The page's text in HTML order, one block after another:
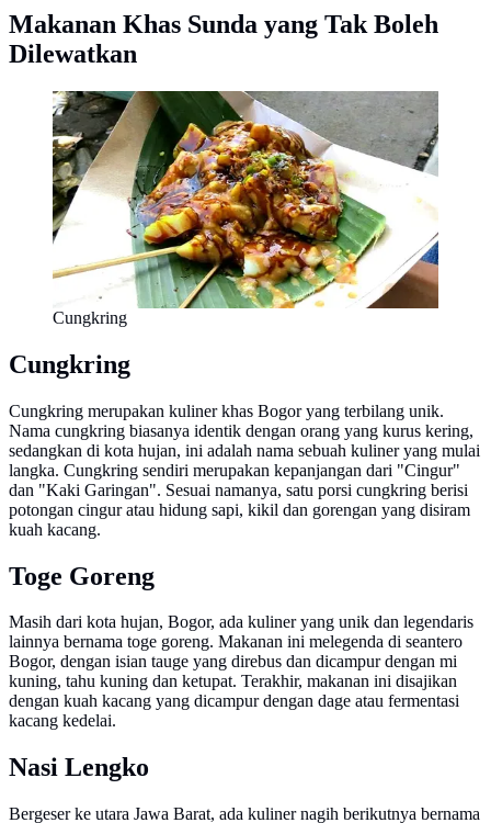
Makanan Khas Sunda yang Tak Boleh
Dilewatkan
Cungkring
Cungkring
Cungkring merupakan kuliner khas Bogor yang terbilang unik.
Nama cungkring biasanya identik dengan orang yang kurus kering,
sedangkan di kota hujan, ini adalah nama sebuah kuliner yang mulai
langka. Cungkring sendiri merupakan kepanjangan dari "Cingur"
dan "Kaki Garingan". Sesuai namanya, satu porsi cungkring berisi
potongan cingur atau hidung sapi, kikil dan gorengan yang disiram
kuah kacang.
Toge Goreng
Masih dari kota hujan, Bogor, ada kuliner yang unik dan legendaris
lainnya bernama toge goreng. Makanan ini melegenda di seantero
Bogor, dengan isian tauge yang direbus dan dicampur dengan mi
kuning, tahu kuning dan ketupat. Terakhir, makanan ini disajikan
dengan kuah kacang yang dicampur dengan dage atau fermentasi
kacang kedelai.
Nasi Lengko
Bergeser ke utara Jawa Barat, ada kuliner nagih berikutnya bernama